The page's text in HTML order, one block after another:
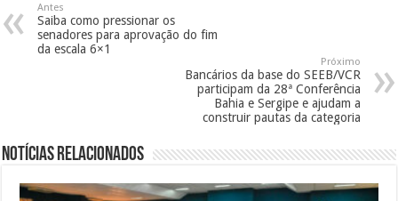
Antes
Saiba como pressionar os
senadores para aprovação do fim
da escala 6×1
Próximo
Bancários da base do SEEB/VCR
participam da 28ª Conferência
Bahia e Sergipe e ajudam a
construir pautas da categoria
Notícias Relacionados